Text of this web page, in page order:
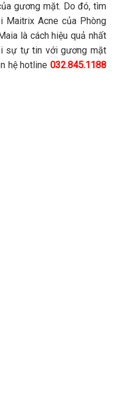
gương mặt. Do đó, tìm
Maitrix Acne của Phòng
là cách hiệu quả nhất
sự tự tin với gương mặt
hệ hotline 032.845.1188